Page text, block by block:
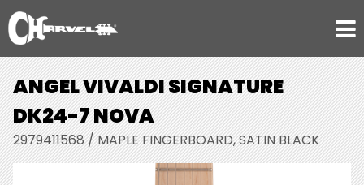
ANGEL VIVALDI SIGNATURE
DK24-7 NOVA
2979411568 / MAPLE FINGERBOARD, SATIN BLACK